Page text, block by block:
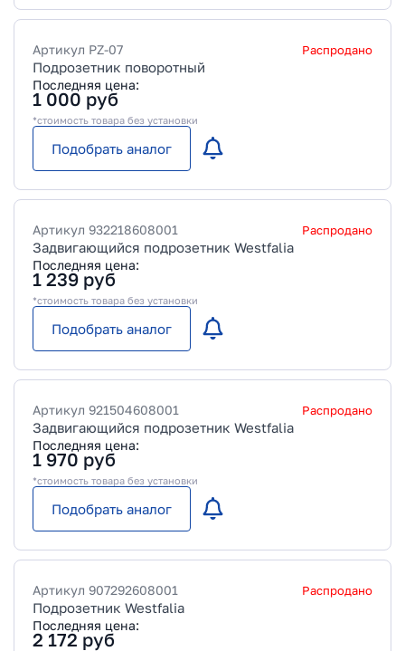
Артикул PZ-07 Распродано
Подрозетник поворотный
Последняя цена:
1 000 руб
*стоимость товара без установки
Подобрать аналог
Артикул 932218608001 Распродано
Задвигающийся подрозетник Westfalia
Последняя цена:
1 239 руб
*стоимость товара без установки
Подобрать аналог
Артикул 921504608001 Распродано
Задвигающийся подрозетник Westfalia
Последняя цена:
1 970 руб
*стоимость товара без установки
Подобрать аналог
Артикул 907292608001 Распродано
Подрозетник Westfalia
Последняя цена:
2 172руб